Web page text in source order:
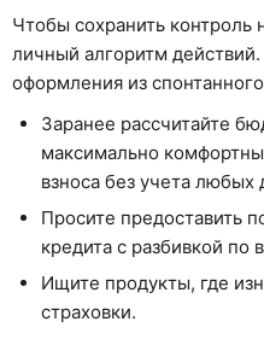
Чтобы сохранить контроль
личный алгоритм
оформления из
Заранее рассчитайте
максимально
взноса без учета любых
Просите предоставить
кредита с разбивкой по
Ищите продукты, где
страховки.